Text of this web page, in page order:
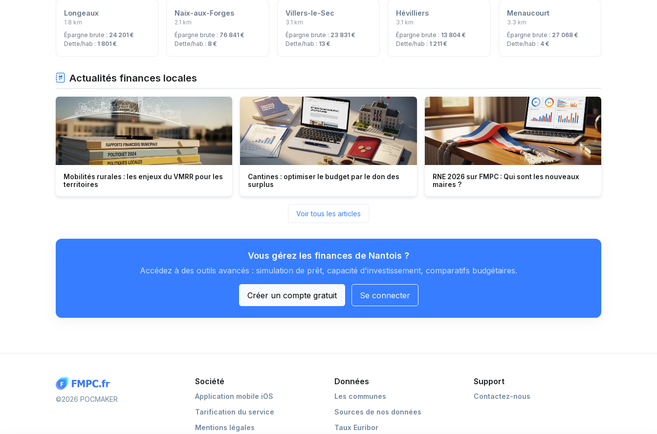
Longeaux
1.8 km
Épargne brute : 24 201 €
Dette/hab : 1 801 €
Naix-aux-Forges
2.1 km
Épargne brute : 76 841 €
Dette/hab : 8 €
Villers-le-Sec
3.1 km
Épargne brute : 23 831 €
Dette/hab : 13 €
Hévilliers
3.1 km
Épargne brute : 13 804 €
Dette/hab : 1 211 €
Menaucourt
3.3 km
Épargne brute : 27 068 €
Dette/hab : 4 €
Actualités finances locales
Mobilités rurales : les enjeux du VMRR pour les
territoires
Cantines : optimiser le budget par le don des
surplus
RNE 2026 sur FMPC : Qui sont les nouveaux
maires ?
Voir tous les articles
Vous gérez les finances de Nantois ?
Accédez à des outils avancés : simulation de prêt, capacité d'investissement, comparatifs budgétaires.
Créer un compte gratuit Se connecter
Société
Application mobile iOS
Tarification du service
Mentions légales
Données
Les communes
Sources de nos données
Taux Euribor
Support
Contactez-nous
©2026 POCMAKER